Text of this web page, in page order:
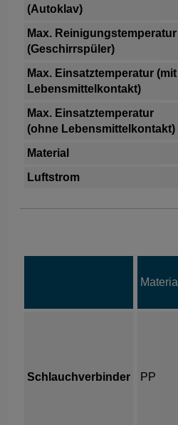
(Autoklav)
Max. Reinigungstemperatur
(Geschirrspüler)
Max. Einsatztemperatur (mit
Lebensmittelkontakt)
Max. Einsatztemperatur
(ohne Lebensmittelkontakt)
Material
Luftstrom
Material
Schlauchverbinder PP